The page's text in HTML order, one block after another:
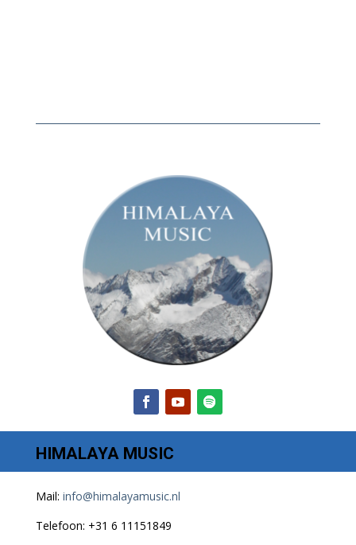
HIMALAYA MUSIC
Mail: info@himalayamusic.nl
Telefoon: +31 6 11151849